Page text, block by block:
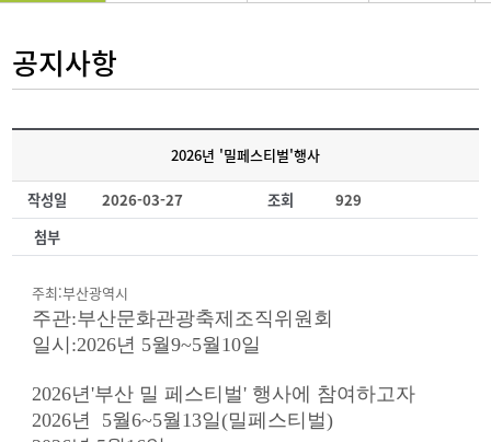
공지사항
2026년 '밀페스티벌'행사
작성일 2026-03-27 조회
929
첨부
주최:부산광역시
주관:부산문화관광축제조직위원회
일시:2026년 5월9~5월10일
2026년'부산 밀 페스티벌' 행사에 참여하고자
2026년 5월6~5월13일(밀페스티벌)